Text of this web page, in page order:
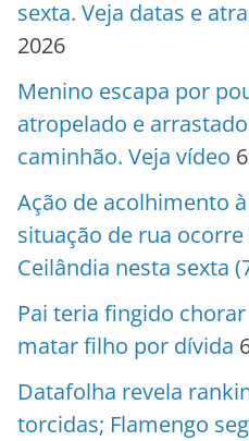
sexta. Veja datas e
2026
Menino escapa por
atropelado e
caminhão. Veja vídeo
Ação de acolhimento
situação de rua
Ceilândia nesta sexta
Pai teria fingido
matar filho por dívida
Datafolha revela
torcidas; Flamengo